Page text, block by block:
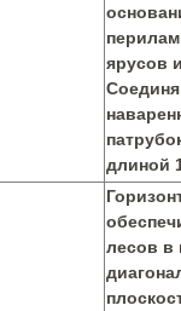
ярусов
длиной
лесов в